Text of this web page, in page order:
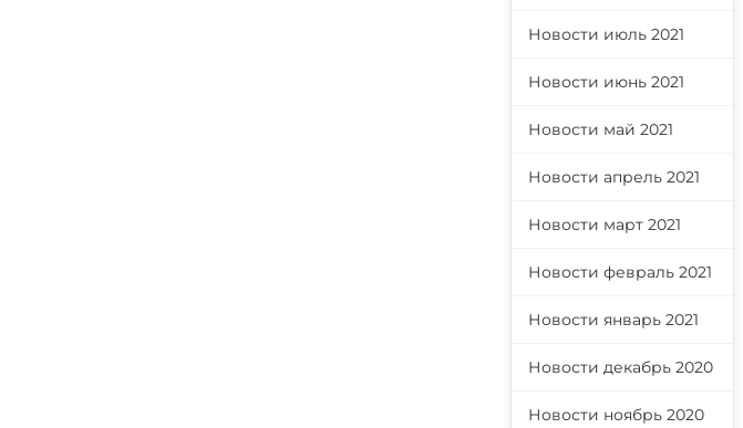
Новости июль 2021
Новости июнь 2021
Новости май 2021
Новости апрель 2021
Новости март 2021
Новости февраль 2021
Новости январь 2021
Новости декабрь 2020
Новости ноябрь 2020